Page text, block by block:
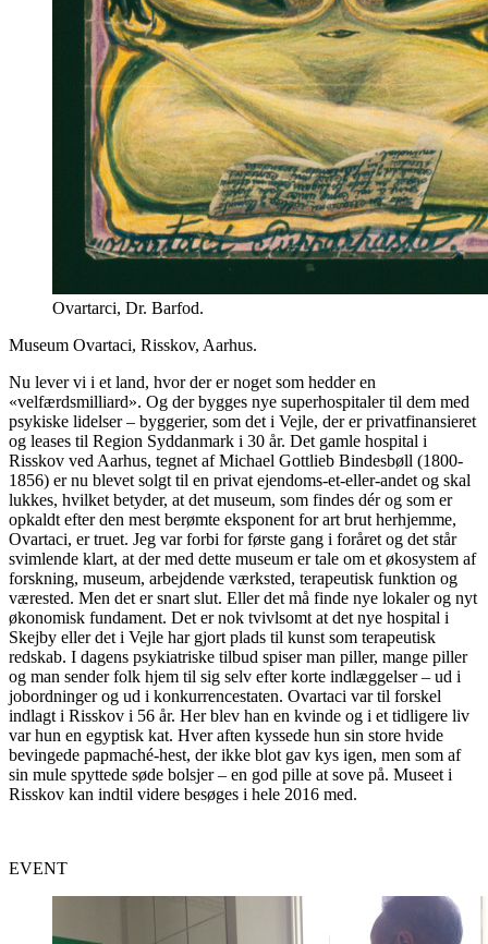
Ovartarci, Dr. Barfod.
Museum Ovartaci, Risskov, Aarhus.
Nu lever vi i et land, hvor der er noget som hedder en
«velfærdsmilliard». Og der bygges nye superhospitaler til dem med
psykiske lidelser – byggerier, som det i Vejle, der er privatfinansieret
og leases til Region Syddanmark i 30 år. Det gamle hospital i
Risskov ved Aarhus, tegnet af Michael Gottlieb Bindesbøll (1800-
1856) er nu blevet solgt til en privat ejendoms-et-eller-andet og skal
lukkes, hvilket betyder, at det museum, som findes dér og som er
opkaldt efter den mest berømte eksponent for art brut herhjemme,
Ovartaci, er truet. Jeg var forbi for første gang i foråret og det står
svimlende klart, at der med dette museum er tale om et økosystem af
forskning, museum, arbejdende værksted, terapeutisk funktion og
værested. Men det er snart slut. Eller det må finde nye lokaler og nyt
økonomisk fundament. Det er nok tvivlsomt at det nye hospital i
Skejby eller det i Vejle har gjort plads til kunst som terapeutisk
redskab. I dagens psykiatriske tilbud spiser man piller, mange piller
og man sender folk hjem til sig selv efter korte indlæggelser – ud i
jobordninger og ud i konkurrencestaten. Ovartaci var til forskel
indlagt i Risskov i 56 år. Her blev han en kvinde og i et tidligere liv
var hun en egyptisk kat. Hver aften kyssede hun sin store hvide
bevingede papmaché-hest, der ikke blot gav kys igen, men som af
sin mule spyttede søde bolsjer – en god pille at sove på. Museet i
Risskov kan indtil videre besøges i hele 2016 med.
EVENT